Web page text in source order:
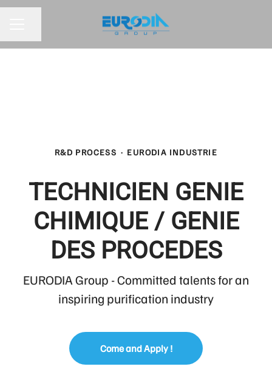
R&D PROCESS · EURODIA INDUSTRIE
TECHNICIEN GENIE
CHIMIQUE / GENIE
DES PROCEDES
EURODIA Group - Committed talents for an
inspiring purification industry
Come and Apply !